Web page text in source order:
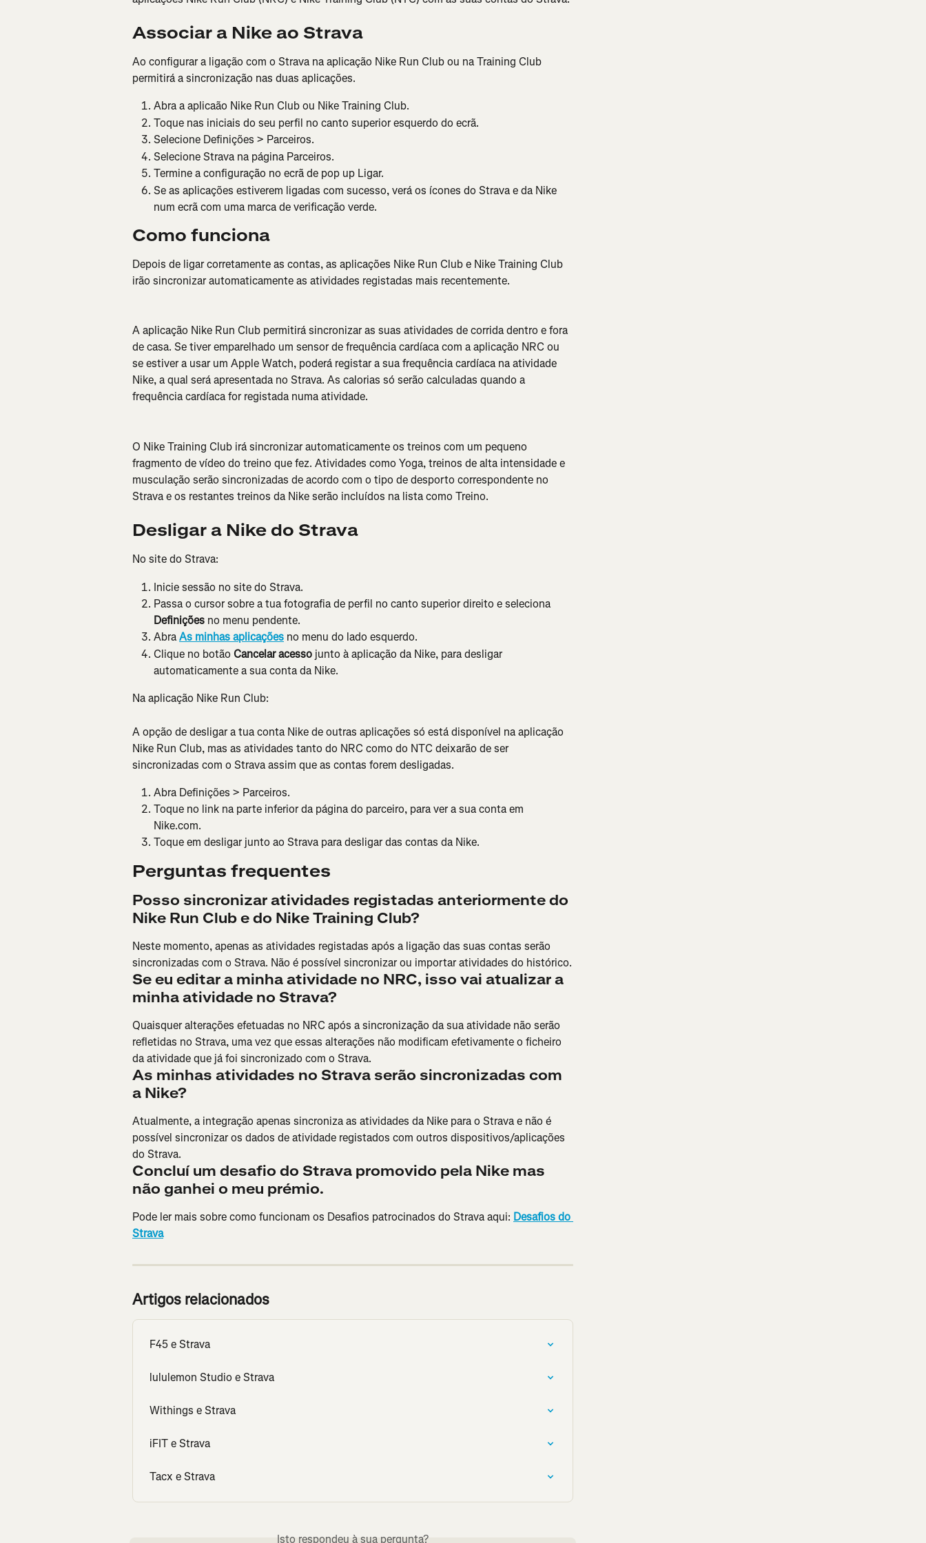
Associar a Nike ao Strava
Ao configurar a ligação com o Strava na aplicação Nike Run Club ou na Training Club
permitirá a sincronização nas duas aplicações.
Abra a aplicaão Nike Run Club ou Nike Training Club.
Toque nas iniciais do seu perfil no canto superior esquerdo do ecrã.
Selecione Definições > Parceiros.
Selecione Strava na página Parceiros.
Termine a configuração no ecrã de pop up Ligar.
Se as aplicações estiverem ligadas com sucesso, verá os ícones do Strava e da Nike
num ecrã com uma marca de verificação verde.
Como funciona
Depois de ligar corretamente as contas, as aplicações Nike Run Club e Nike Training Club
irão sincronizar automaticamente as atividades registadas mais recentemente.
A aplicação Nike Run Club permitirá sincronizar as suas atividades de corrida dentro e fora
de casa. Se tiver emparelhado um sensor de frequência cardíaca com a aplicação NRC ou
se estiver a usar um Apple Watch, poderá registar a sua frequência cardíaca na atividade
Nike, a qual será apresentada no Strava. As calorias só serão calculadas quando a
frequência cardíaca for registada numa atividade.
O Nike Training Club irá sincronizar automaticamente os treinos com um pequeno
fragmento de vídeo do treino que fez. Atividades como Yoga, treinos de alta intensidade e
musculação serão sincronizadas de acordo com o tipo de desporto correspondente no
Strava e os restantes treinos da Nike serão incluídos na lista como Treino.
Desligar a Nike do Strava
No site do Strava:
Inicie sessão no site do Strava.
Passa o cursor sobre a tua fotografia de perfil no canto superior direito e seleciona
Definições no menu pendente.
Abra As minhas aplicações no menu do lado esquerdo.
Clique no botão Cancelar acesso junto à aplicação da Nike, para desligar
automaticamente a sua conta da Nike.
Na aplicação Nike Run Club:
A opção de desligar a tua conta Nike de outras aplicações só está disponível na aplicação
Nike Run Club, mas as atividades tanto do NRC como do NTC deixarão de ser
sincronizadas com o Strava assim que as contas forem desligadas.
Abra Definições > Parceiros.
Toque no link na parte inferior da página do parceiro, para ver a sua conta em
Nike.com.
Toque em desligar junto ao Strava para desligar das contas da Nike.
Perguntas frequentes
Posso sincronizar atividades registadas anteriormente do
Nike Run Club e do Nike Training Club?
Neste momento, apenas as atividades registadas após a ligação das suas contas serão
sincronizadas com o Strava. Não é possível sincronizar ou importar atividades do histórico.
Se eu editar a minha atividade no NRC, isso vai atualizar a
minha atividade no Strava?
Quaisquer alterações efetuadas no NRC após a sincronização da sua atividade não serão
refletidas no Strava, uma vez que essas alterações não modificam efetivamente o ficheiro
da atividade que já foi sincronizado com o Strava.
As minhas atividades no Strava serão sincronizadas com
a Nike?
Atualmente, a integração apenas sincroniza as atividades da Nike para o Strava e não é
possível sincronizar os dados de atividade registados com outros dispositivos/aplicações
do Strava.
Concluí um desafio do Strava promovido pela Nike mas
não ganhei o meu prémio.
Pode ler mais sobre como funcionam os Desafios patrocinados do Strava aqui: Desafios do
Strava
Artigos relacionados
F45 e Strava
lululemon Studio e Strava
Withings e Strava
iFIT e Strava
Tacx e Strava
Isto respondeu à sua pergunta?